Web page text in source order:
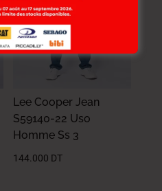
Lee Cooper Jean
S59140-22 Uso
Homme Ss 3
144.000 DT